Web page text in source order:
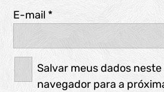
E-mail *
Salvar meus dados neste
navegador para a